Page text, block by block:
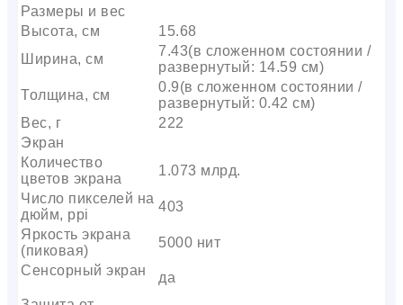
Размеры и вес
Высота, см
15.68
Ширина, см
7.43(в сложенном состоянии /
развернутый: 14.59 см)
Толщина, см
0.9(в сложенном состоянии /
развернутый: 0.42 см)
Вес, г
222
Экран
Количество
цветов экрана
1.073 млрд.
Число пикселей на
дюйм, ppi
403
Яркость экрана
(пиковая)
5000 нит
Сенсорный экран
да